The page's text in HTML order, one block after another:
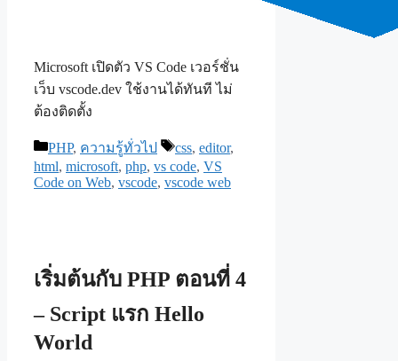
Microsoft เปิดตัว VS Code เวอร์ชั่น
เว็บ vscode.dev ใช้งานได้ทันที ไม่
ต้องติดตั้ง
Categories
PHP, ความรู้ทั่วไป Tags
css, editor,
html, microsoft, php, vs code, VS
Code on Web, vscode, vscode web
เริ่มต้นกับ PHP ตอนที่ 4
– Script แรก Hello
World